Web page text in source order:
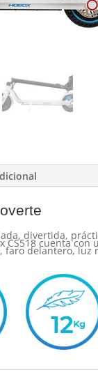
divertida,
CS518 cuenta
delantero, luz